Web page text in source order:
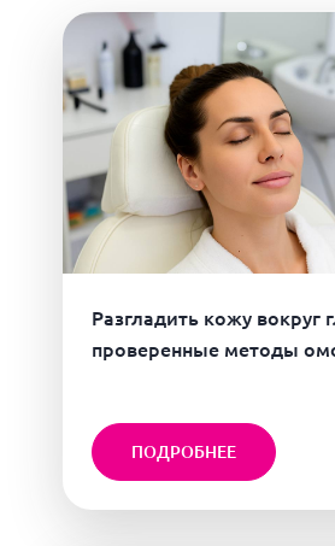
Разгладить кожу вокруг
проверенные методы
ПОДРОБНЕЕ